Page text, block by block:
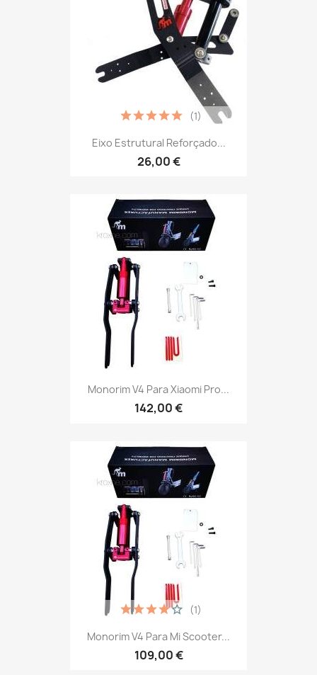
Eixo Estrutural Reforçado...
26,00 €
(1)
Monorim V4 Para Xiaomi Pro...
142,00 €
Monorim V4 Para Mi Scooter...
109,00 €
(1)